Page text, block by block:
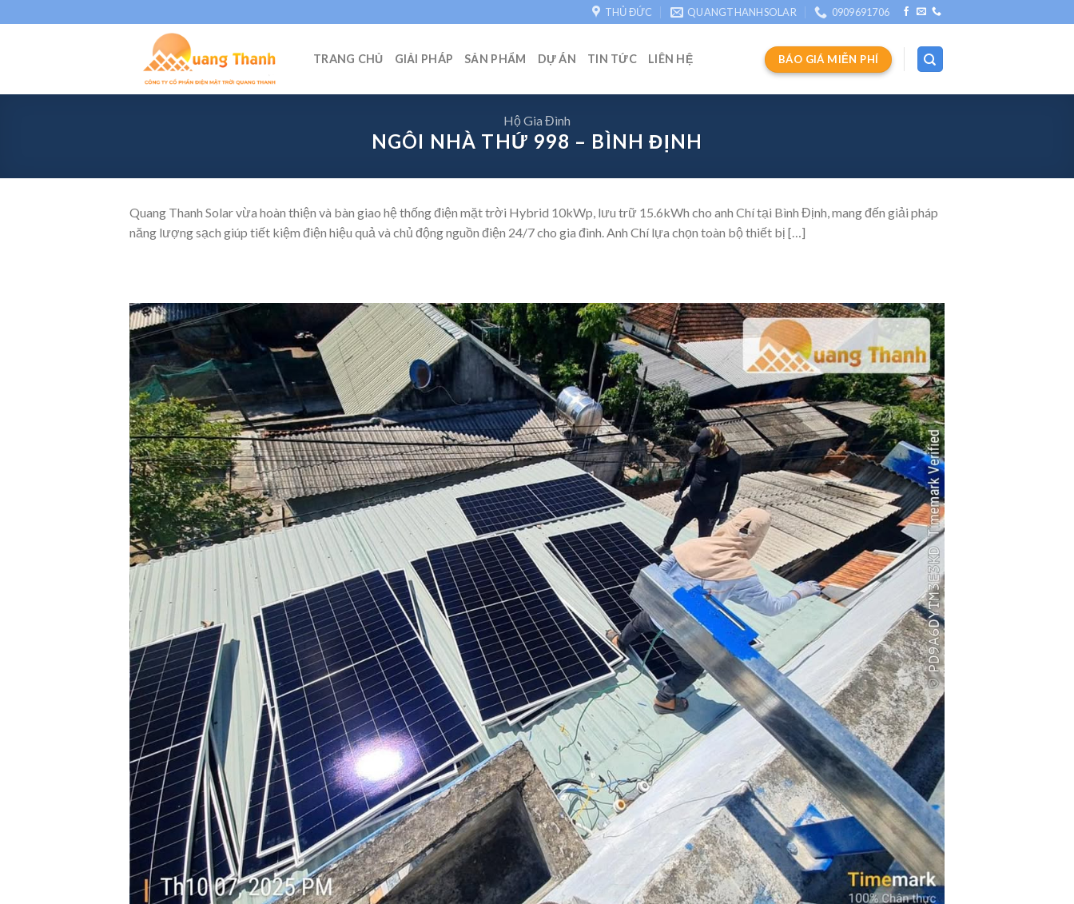
to
THỦ ĐỨC QUANGTHANHSOLAR 0909691706
TRANG CHỦ GIẢI PHÁP SẢN PHẨM DỰ ÁN TIN TỨC LIÊN HỆ BÁO GIÁ MIỄN PHÍ
Hộ Gia Đình
NGÔI NHÀ THỨ 998 – BÌNH ĐỊNH
Quang Thanh Solar vừa hoàn thiện và bàn giao hệ thống điện mặt trời Hybrid 10kWp, lưu trữ 15.6kWh cho anh Chí tại Bình Định, mang đến giải pháp
năng lượng sạch giúp tiết kiệm điện hiệu quả và chủ động nguồn điện 24/7 cho gia đình. Anh Chí lựa chọn toàn bộ thiết bị […]